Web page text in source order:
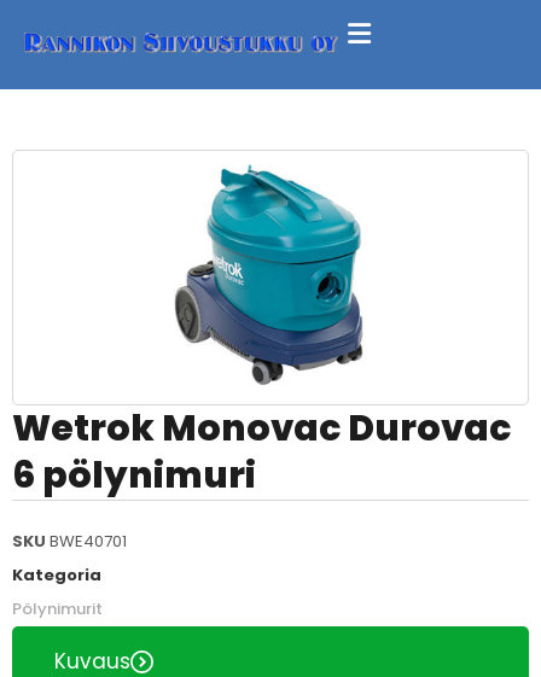
Wetrok Monovac Durovac
6 pölynimuri
SKU BWE40701
Kategoria
Pölynimurit
Kuvaus